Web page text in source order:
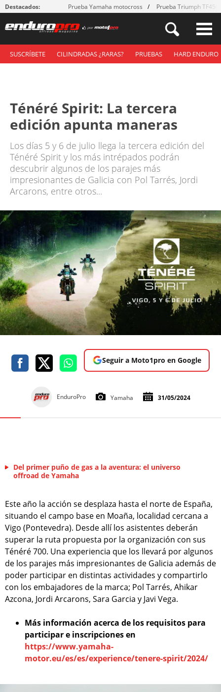
Destacados: Prueba Yamaha motocross Prueba Triumph
SUSCRÍBETE CILINDRADAS ¿RARAS? PRUEBAS HARD ENDURO
Ténéré Spirit: La tercera
edición apunta maneras
Los días 5 y 6 de julio llega la tercera edición del
Ténéré Spirit y los más intrépados podrán
descubrir algunos de los parajes más
impresionantes de Galicia con Pol Tarrés, Jordi
Arcarons, entre otros...
Seguir a Moto1pro en Google
EnduroPro Yamaha 31/05/2024
Del primer puño de gas a la aventura: el universo
offroad de Yamaha
Este año la acción se desplaza hasta el norte de España,
situando el campo base en Moaña, localidad cercana a
Vigo (Pontevedra). Desde allí los asistentes deberán
superar la ruta propuesta por la organización con sus
Ténéré 700. Una experiencia que los llevará por algunos
de los parajes más impresionantes de Galicia además de
poder participar en distintas actividades y compartirlo
con los embajadores de la marca; Pol Tarrés, Ahikar
Azcona, Jordi Arcarons, Sara Garcia y Javi Vega.
Más información acerca de los requisitos para
participar e inscripciones en
https://www.yamaha-
motor.eu/es/es/experience/tenere-spirit/2024/